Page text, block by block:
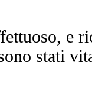
e
stati